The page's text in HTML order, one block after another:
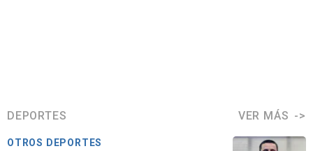
DEPORTES VER MÁS
OTROS DEPORTES